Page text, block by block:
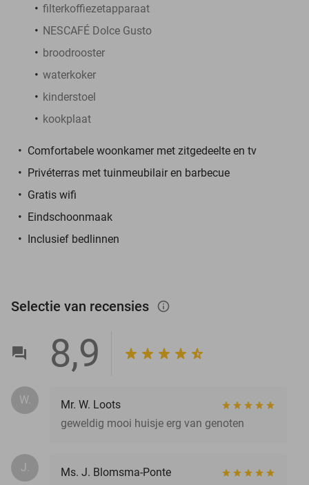
filterkoffiezetapparaat
NESCAFÉ Dolce Gusto
broodrooster
waterkoker
kinderstoel
kookplaat
Comfortabele woonkamer met zitgedeelte en tv
Privéterras met tuinmeubilair en barbecue
Gratis wifi
Eindschoonmaak
Inclusief bedlinnen
Selectie van recensies info_outlined
8,9
W.
Mr. W. Loots
geweldig mooi huisje erg van genoten
J.
Ms. J. Blomsma-Ponte